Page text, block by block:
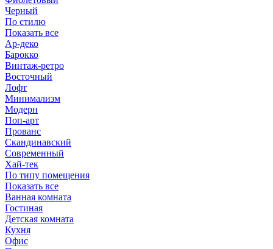
Черный
По стилю
Показать все
Ар-деко
Барокко
Винтаж-ретро
Восточный
Лофт
Минимализм
Модерн
Поп-арт
Прованс
Скандинавский
Современный
Хай-тек
По типу помещения
Показать все
Ванная комната
Гостиная
Детская комната
Кухня
Офис